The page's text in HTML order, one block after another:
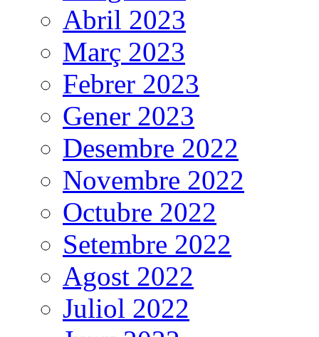
Abril 2023
Març 2023
Febrer 2023
Gener 2023
Desembre 2022
Novembre 2022
Octubre 2022
Setembre 2022
Agost 2022
Juliol 2022